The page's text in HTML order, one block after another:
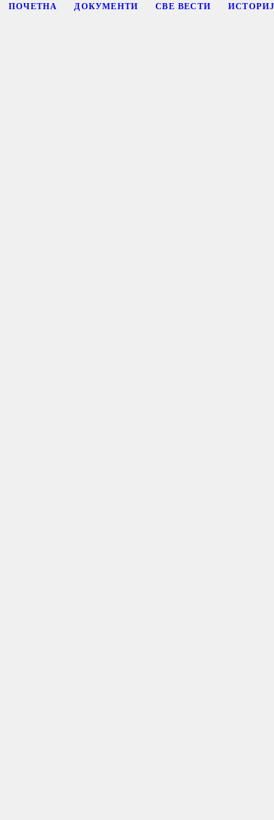
ПОЧЕТНА ДОКУМЕНТИ СВЕ ВЕСТИ